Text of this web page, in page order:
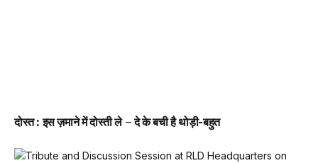
दोस्त : इस ज़माने में दोस्ती ले – दे के बची है थोड़ी-बहुत